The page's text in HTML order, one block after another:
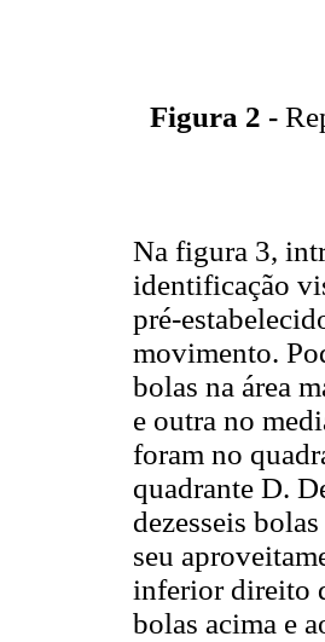
Figura 2 -
Na figura 3,
identificação
pré-
movimento.
bolas na área
e outra no
foram no
quadrante D.
dezesseis
seu
inferior direito
bolas acima e